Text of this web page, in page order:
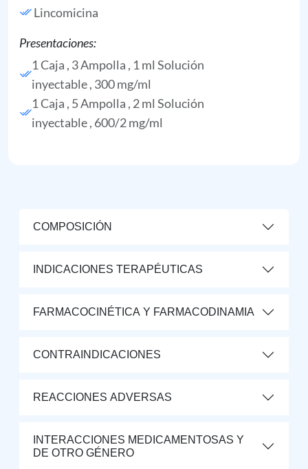
Lincomicina
Presentaciones:
1 Caja , 3 Ampolla , 1 ml Solución
inyectable , 300 mg/ml
1 Caja , 5 Ampolla , 2 ml Solución
inyectable , 600/2 mg/ml
COMPOSICIÓN
INDICACIONES TERAPÉUTICAS
FARMACOCINÉTICA Y FARMACODINAMIA
CONTRAINDICACIONES
REACCIONES ADVERSAS
INTERACCIONES MEDICAMENTOSAS Y
DE OTRO GÉNERO